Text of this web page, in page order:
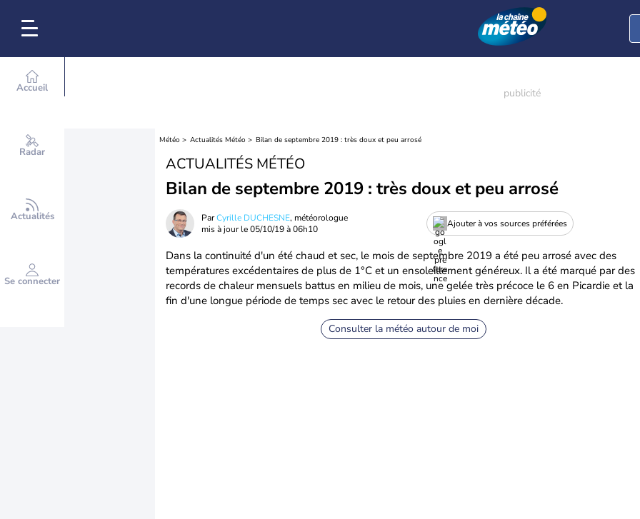
Accueil
Radar
Actualités
Se connecter
Météo Actualités Météo Bilan de septembre 2019 : très doux et peu arrosé
ACTUALITÉS MÉTÉO
Bilan de septembre 2019 : très doux et peu arrosé
ParCyrille DUCHESNE, météorologue
mis à jour le05/10/19 à 06h10
Ajouter à vos sources préférées
Dans la continuité d'un été chaud et sec, le mois de septembre 2019 a été peu arrosé avec des
températures excédentaires de plus de 1°C et un ensoleillement généreux. Il a été marqué par des
records de chaleur mensuels battus en milieu de mois, une gelée très précoce le 6 en Picardie et la
fin d'une longue période de temps sec avec le retour des pluies en dernière décade.
Consulter la météo autour de moi